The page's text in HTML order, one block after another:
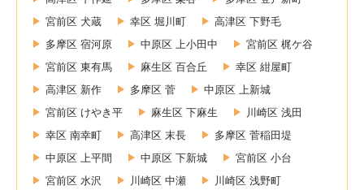
宮前区 犬蔵
幸区 堀川町
高津区 下野毛
多摩区 宿河原
中原区 上小田中
宮前区 梶ケ谷
宮前区 東有馬
麻生区 百合丘
幸区 紺屋町
高津区 新作
多摩区 菅
中原区 上新城
宮前区 けやき平
麻生区 下麻生
川崎区 浅田
幸区 南幸町
高津区 末長
多摩区 菅稲田堤
中原区 上平間
中原区 下新城
宮前区 小台
宮前区 水沢
川崎区 中瀬
川崎区 浅野町